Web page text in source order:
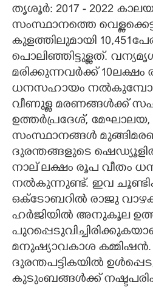
LITERATURE
ZOOM
CONTACT US
തൃശൂർ: 2017 - 2022
സംസ്ഥാനത്തെ
കുളത്തിലുമായി
പൊലിഞ്ഞിട്ടുള്ളത്.
മരിക്കുന്നവർക്ക്
ധനസഹായം
വീണുള്ള മരണങ്ങൾക്ക്
ഉത്തർപ്രദേശ്,
സംസ്ഥാനങ്ങൾ
ദുരന്തങ്ങളുടെ
നാല് ലക്ഷം രൂപ വീതം
നൽകുന്നുണ്ട്. ഇവ
ഒക്ടോബറിൽ രാജു
ഹർജിയിൽ അനുകൂല
മനുഷ്യാവകാശ
ദുരന്തപട്ടികയിൽ
കുടുംബങ്ങൾക്ക്